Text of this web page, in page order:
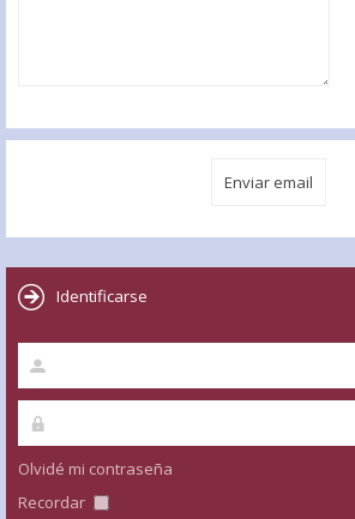
Identificarse
Olvidé mi contraseña
Recordar